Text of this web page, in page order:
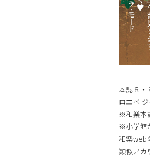
本誌８・
ロエベ
※和樂本
※小学館
和樂web
類似アカ